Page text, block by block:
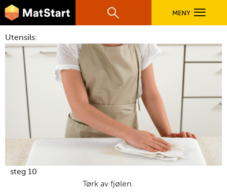
Hopp til hovedinnhold
hovednavigasjonsmobilversjon
MatStart
Søk MENY
OPPSKRIFTER
FILM
FØR DU STARTER
LÆR MER
Utensils:
steg 10
Tørk av fjølen.